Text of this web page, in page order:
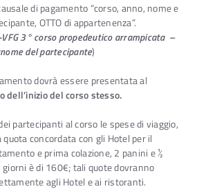
di pagamento “corso, anno, nome e
OTTO di appartenenza”.
VFG 3° corso propedeutico arrampicata –
del partecipante)
dovrà essere presentata al
dell’inizio del corso stesso.
partecipanti al corso le spese di viaggio,
concordata con gli Hotel per il
e prima colazione, 2 panini e ½
giorni è di 160€; tali quote dovranno
agli Hotel e ai ristoranti.